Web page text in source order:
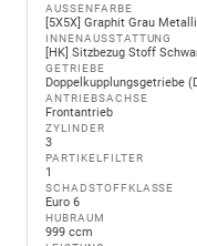
AUSSENFARBE
[5X5X] Graphit Grau
INNENAUSSTATTUNG
[HK] Sitzbezug Stoff
GETRIEBE
Doppelkupplungsgetriebe
ANTRIEBSACHSE
Frontantrieb
ZYLINDER
3
PARTIKELFILTER
1
SCHADSTOFFKLASSE
Euro 6
HUBRAUM
999 ccm